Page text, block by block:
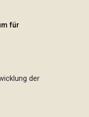
für
der